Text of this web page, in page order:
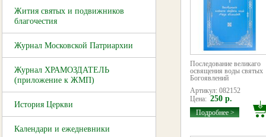
Жития святых и подвижников
благочестия
Журнал Московской Патриархии
Журнал ХРАМОЗДАТЕЛЬ
(приложение к ЖМП)
История Церкви
Календари и ежедневники
Последование великаго
освящения воды святых
Богоявлений
Артикул: 082152
Цена: 250 р.
Подробнее >